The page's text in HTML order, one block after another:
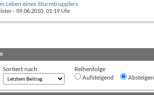
Leben eines Sturmtrupplers
- 09.06.2010, 01:19 Uhr
Sortiert nach
Reihenfolge
Aufsteigend